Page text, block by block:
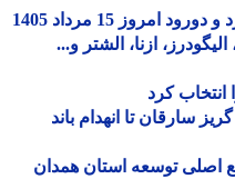
جدول قطعی برق خرم آباد، بروجرد و دورود امروز 15 مرداد 1405
ازنا، الشتر و...
کرد
تا انهدام باند
توسعه استان همدان